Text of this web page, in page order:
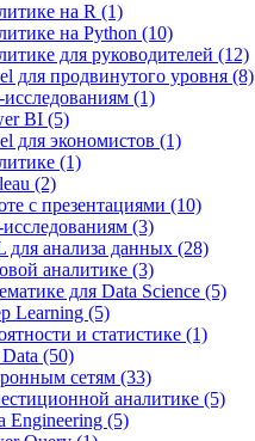
на R (1)
на Python (10)
для руководителей (12)
для продвинутого уровня (8)
(1)
BI (5)
для экономистов (1)
(1)
(2)
с презентациями (10)
(3)
для анализа данных (28)
аналитике (3)
для Data Science (5)
Learning (5)
и статистике (1)
(50)
сетям (33)
аналитике (5)
Engineering (5)